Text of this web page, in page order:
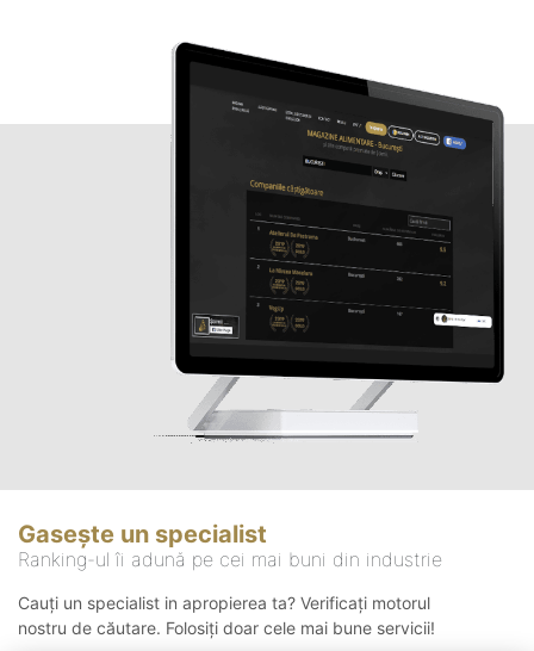
Gasește un specialist
Ranking-ul îi adună pe cei mai buni din industrie
Cauți un specialist in apropierea ta? Verificați motorul
nostru de căutare. Folosiți doar cele mai bune servicii!